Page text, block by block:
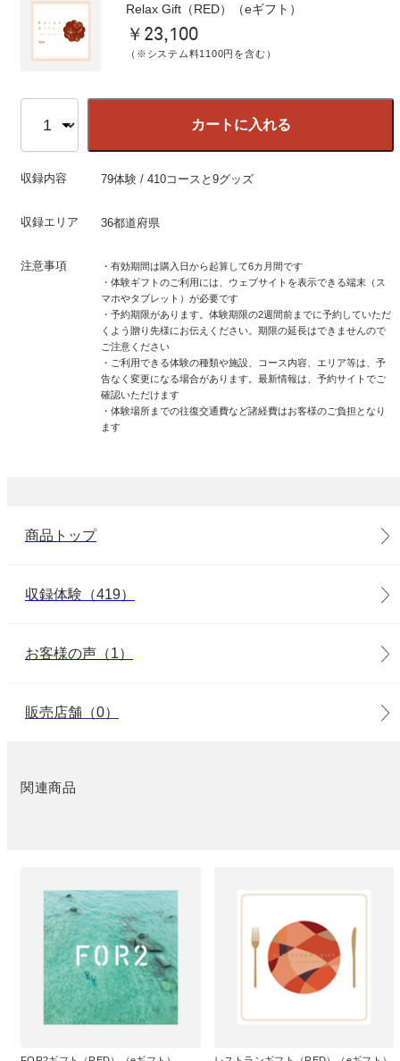
Relax Gift（RED）（eギフト）
￥23,100
（※システム料1100円を含む）
カートに入れる
収録内容 79体験 / 410コースと9グッズ
収録エリア 36都道府県
注意事項
・有効期間は購入日から起算して6カ月間です
・体験ギフトのご利用には、ウェブサイトを表示できる端末（ス
マホやタブレット）が必要です
・予約期限があります。体験期限の2週間前までに予約していただ
くよう贈り先様にお伝えください。期限の延長はできませんので
ご注意ください
・ご利用できる体験の種類や施設、コース内容、エリア等は、予
告なく変更になる場合があります。最新情報は、予約サイトでご
確認いただけます
・体験場所までの往復交通費など諸経費はお客様のご負担となり
ます
商品トップ
収録体験（419）
お客様の声（1）
販売店舗（0）
関連商品